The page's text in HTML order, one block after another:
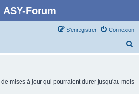
ASY-Forum
Connexion
S’enregistrer
mises à jour qui pourraient durer jusqu'au mois